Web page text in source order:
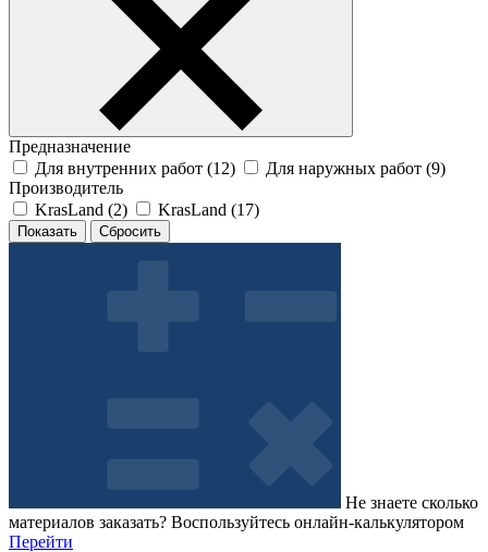
Предназначение
Для внутренних работ (12) Для наружных работ (9)
Производитель
KrasLand (2) KrasLand (17)
Не знаете сколько
материалов заказать? Воспользуйтесь онлайн-калькулятором
Перейти